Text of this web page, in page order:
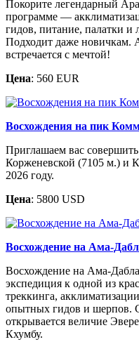
Покорите легендарный
программе —
гидов, питание, палатки и
Подходит даже новичкам.
встречается с мечтой!
Цена: 560 EUR
Восхождения на пик
Приглашаем вас
Корженевской (7105 м.) и
2026 году.
Цена: 5800 USD
Восхождение на Ама-
Восхождение на Ама-
экспедиция к одной из
треккинга,
опытных гидов и шерпов.
открывается величие
Кхумбу.